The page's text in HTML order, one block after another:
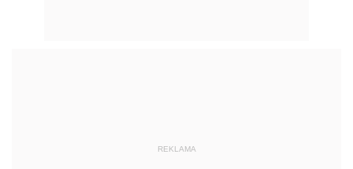
REKLAMA